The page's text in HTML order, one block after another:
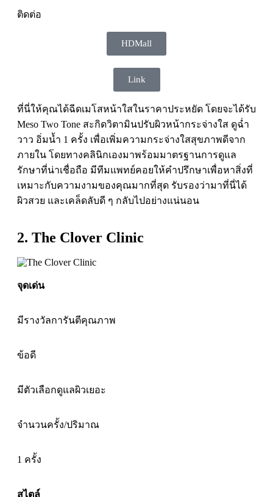
ติดต่อ
HDMall
Link
ที่นี่ให้คุณได้ฉีดเมโสหน้าใสในราคาประหยัด โดยจะได้รับ
Meso Two Tone สะกิดวิตามินปรับผิวหน้ากระจ่างใส ดูฉ่ำ
วาว อิ่มน้ำ 1 ครั้ง เพื่อเพิ่มความกระจ่างใสสุขภาพดีจาก
ภายใน โดยทางคลินิกเองมาพร้อมมาตรฐานการดูแล
รักษาที่น่าเชื่อถือ มีทีมแพทย์คอยให้คำปรึกษาเพื่อหาสิ่งที่
เหมาะกับความงามของคุณมากที่สุด รับรองว่ามาที่นี่ได้
ผิวสวย และเคล็ดลับดี ๆ กลับไปอย่างแน่นอน
2. The Clover Clinic
จุดเด่น
มีรางวัลการันตีคุณภาพ
ข้อดี
มีตัวเลือกดูแลผิวเยอะ
จำนวนครั้ง/ปริมาณ
1 ครั้ง
สไตล์